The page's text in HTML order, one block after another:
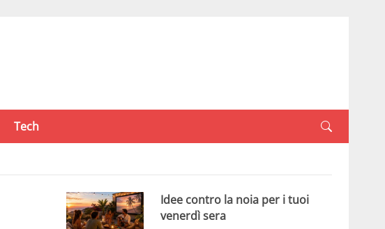
Tech
Idee contro la noia per i tuoi
venerdì sera